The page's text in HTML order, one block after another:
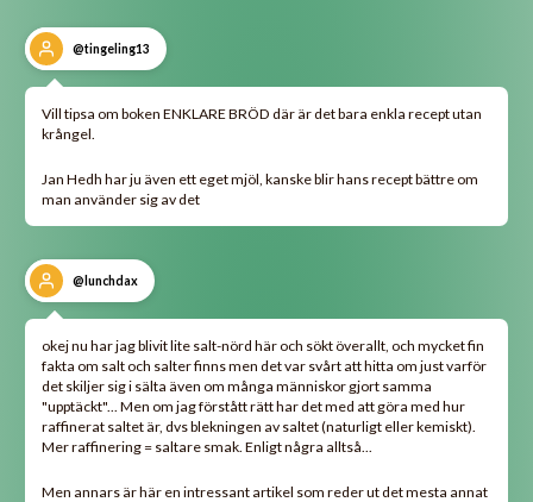
@tingeling13
Vill tipsa om boken ENKLARE BRÖD där är det bara enkla recept utan
krångel.
Jan Hedh har ju även ett eget mjöl, kanske blir hans recept bättre om
man använder sig av det
@lunchdax
okej nu har jag blivit lite salt-nörd här och sökt överallt, och mycket fin
fakta om salt och salter finns men det var svårt att hitta om just varför
det skiljer sig i sälta även om många människor gjort samma
"upptäckt"... Men om jag förstått rätt har det med att göra med hur
raffinerat saltet är, dvs blekningen av saltet (naturligt eller kemiskt).
Mer raffinering = saltare smak. Enligt några alltså...
Men annars är här en intressant artikel som reder ut det mesta annat